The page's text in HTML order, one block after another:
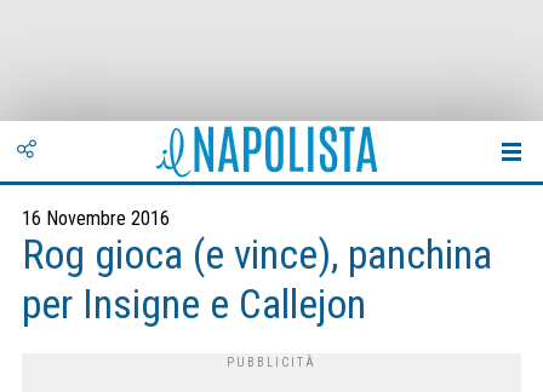
16 Novembre 2016
Rog gioca (e vince), panchina
per Insigne e Callejon